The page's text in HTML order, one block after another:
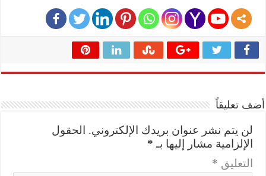
أضف تعليقاً
لن يتم نشر عنوان بريدك الإلكتروني.
الحقول
الإلزامية مشار إليها بـ *
التعليق *